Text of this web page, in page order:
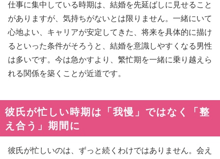
仕事に集中している時期は、結婚を先延ばしに見せること
がありますが、気持ちがないとは限りません。一緒にいて
心地よい、キャリアが安定してきた、将来を具体的に描け
るといった条件がそろうと、結婚を意識しやすくなる男性
は多いです。今は急かすより、繁忙期を一緒に乗り越えら
れる関係を築くことが近道です。
彼氏が忙しい時期は「我慢」ではなく「整
え合う」期間に
彼氏が忙しいのは、ずっと続くわけではありません。会え